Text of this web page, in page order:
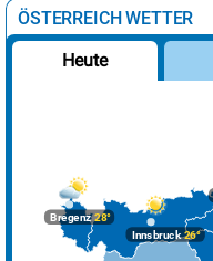
ÖSTERREICH WETTER
Heute
Bregenz28°
Innsbruck26°